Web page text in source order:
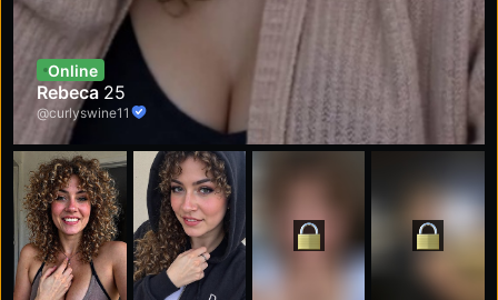
Online
Rebeca 25
@curlyswine11